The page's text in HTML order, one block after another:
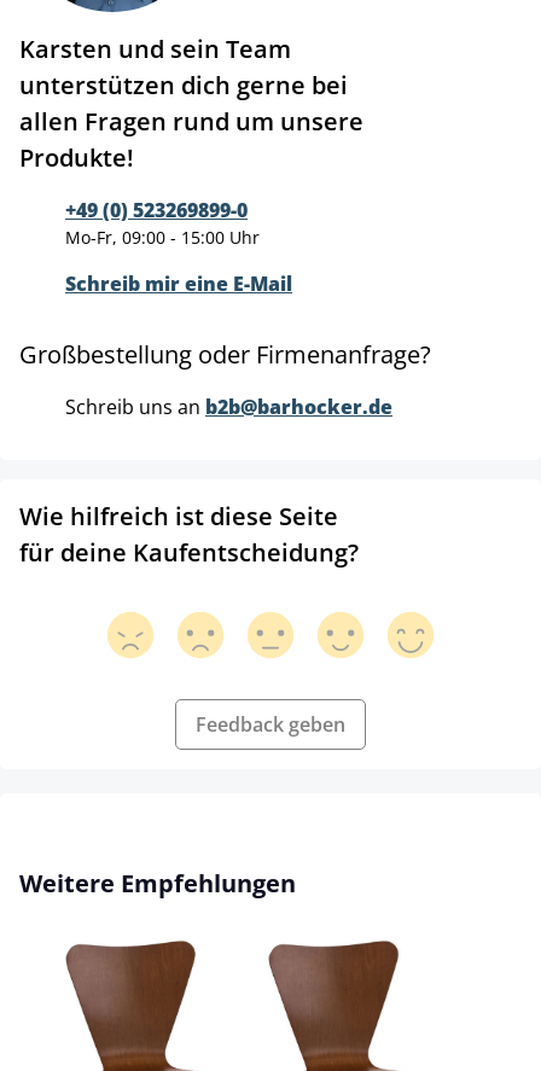
Karsten und sein Team
unterstützen dich gerne bei
allen Fragen rund um unsere
Produkte!
+49 (0) 523269899-0
Mo-Fr, 09:00 - 15:00 Uhr
Schreib mir eine E-Mail
Großbestellung oder Firmenanfrage?
Schreib uns an b2b@barhocker.de
Wie hilfreich ist diese Seite
für deine Kaufentscheidung?
Feedback geben
Produktgalerie überspringen
Weitere Empfehlungen